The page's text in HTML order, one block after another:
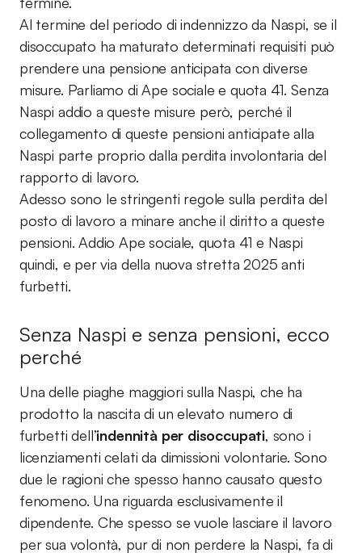
Al termine del periodo di indennizzo da Naspi, se il
disoccupato ha maturato determinati requisiti può
prendere una pensione anticipata con diverse
misure. Parliamo di Ape sociale e quota 41. Senza
Naspi addio a queste misure però, perché il
collegamento di queste pensioni anticipate alla
Naspi parte proprio dalla perdita involontaria del
rapporto di lavoro.
Adesso sono le stringenti regole sulla perdita del
posto di lavoro a minare anche il diritto a queste
pensioni. Addio Ape sociale, quota 41 e Naspi
quindi, e per via della nuova stretta 2025 anti
furbetti.
Senza Naspi e senza pensioni, ecco
perché
Una delle piaghe maggiori sulla Naspi, che ha
prodotto la nascita di un elevato numero di
furbetti dell’indennità per disoccupati, sono i
licenziamenti celati da dimissioni volontarie. Sono
due le ragioni che spesso hanno causato questo
fenomeno. Una riguarda esclusivamente il
dipendente. Che spesso se vuole lasciare il lavoro
per sua volontà, pur di non perdere la Naspi, fa di